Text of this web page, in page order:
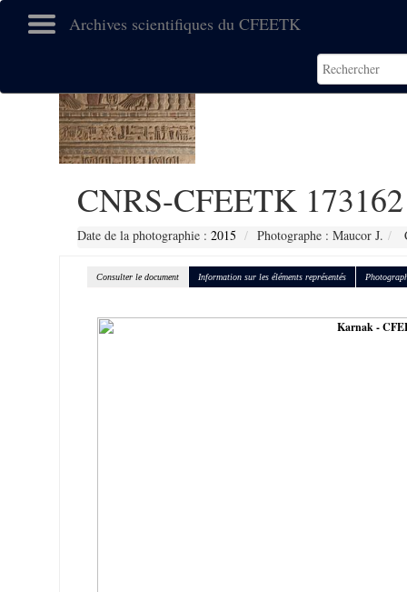
Archives scientifiques du CFEETK
CNRS-CFEETK 173162
Date de la photographie : 2015 Photographe : Maucor J.
Consulter le document Information sur les éléments représentés